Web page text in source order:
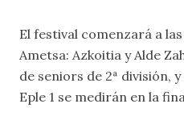
El festival comenzará a
Ametsa: Azkoitia y Alde
de seniors de 2ª división,
Eple 1 se medirán en la